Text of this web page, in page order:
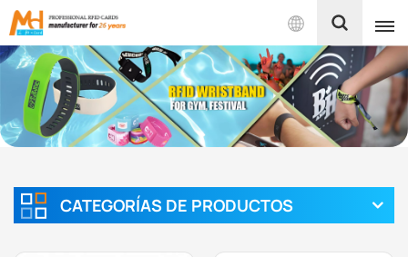
Español
English
Español
CATEGORÍAS DE PRODUCTOS